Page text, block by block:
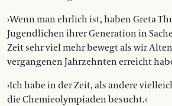
›Wenn man ehrlich ist, haben Greta
Jugendlichen ihrer Generation in
Zeit sehr viel mehr bewegt als wir
vergangenen Jahrzehnten erreicht
›Ich habe in der Zeit, als andere
die Chemieolympiaden besucht.‹